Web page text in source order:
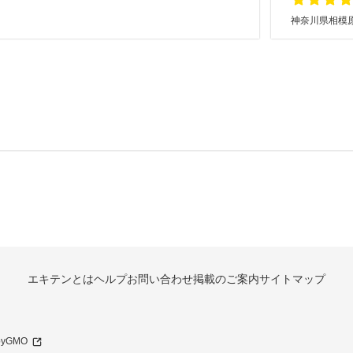
神奈川県相模
エキテンとはヘルプお問い合わせ掲載のご案内サイトマップ